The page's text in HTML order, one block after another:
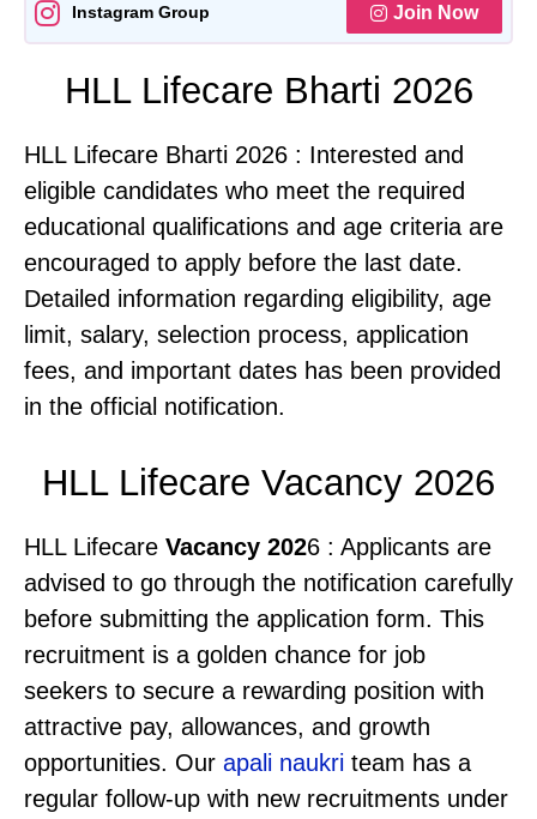
Instagram Group Join Now
HLL Lifecare Bharti 2026
HLL Lifecare Bharti 2026 : Interested and
eligible candidates who meet the required
educational qualifications and age criteria are
encouraged to apply before the last date.
Detailed information regarding eligibility, age
limit, salary, selection process, application
fees, and important dates has been provided
in the official notification.
HLL Lifecare Vacancy 2026
HLL Lifecare Vacancy 2026 : Applicants are
advised to go through the notification carefully
before submitting the application form. This
recruitment is a golden chance for job
seekers to secure a rewarding position with
attractive pay, allowances, and growth
opportunities. Our apali naukri team has a
regular follow-up with new recruitments under